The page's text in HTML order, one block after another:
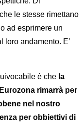
le stesse rimettano
ad esprimere un
loro andamento. E’
è che la
rimarrà per
nel nostro
per obbiettivi di